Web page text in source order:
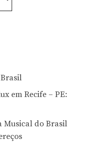
em Recife – PE:
Musical do Brasil